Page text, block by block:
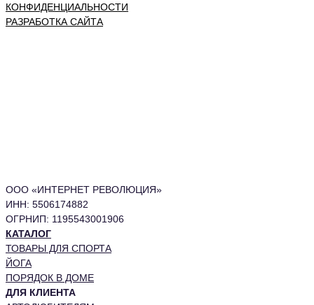
ООО «ИНТЕРНЕТ РЕВОЛЮЦИЯ»
ИНН: 5506174882
ОГРНИП: 1195543001906
КАТАЛОГ
ТОВАРЫ ДЛЯ СПОРТА
ЙОГА
ПОРЯДОК В ДОМЕ
ДЛЯ КЛИЕНТА
КОНФИДЕНЦИАЛЬНОСТИ
РАЗРАБОТКА САЙТА